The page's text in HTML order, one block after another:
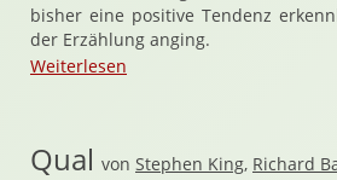
bisher eine positive Tendenz
der Erzählung anging.
Weiterlesen
Qual von Stephen King, Richard